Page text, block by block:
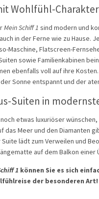
Wohlfühl-Charakter
Mein Schiff 1 sind modern und
in der Ferne wie zu
Maschine, Flatscreen-
sowie Familienkabinen
ebenfalls voll auf ihre
Sonne entspannt und der
Suiten in
etwas luxuriöser
das Meer und den Diamanten
Suite lädt zum Verweilen und
auf dem Balkon einer
1 können Sie es sich
der besonderen Art!